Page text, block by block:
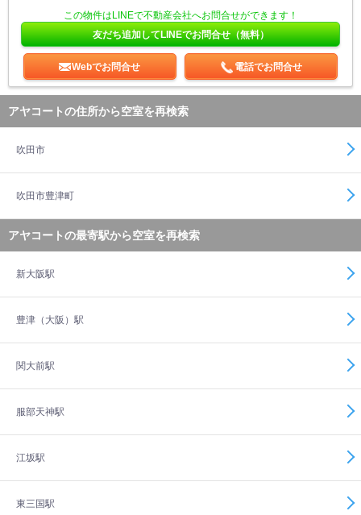
この物件はLINEで不動産会社へお問合せができます！
友だち追加してLINEでお問合せ（無料）
Webでお問合せ 電話でお問合せ
アヤコートの住所から空室を再検索
吹田市
吹田市豊津町
アヤコートの最寄駅から空室を再検索
新大阪駅
豊津（大阪）駅
関大前駅
服部天神駅
江坂駅
東三国駅